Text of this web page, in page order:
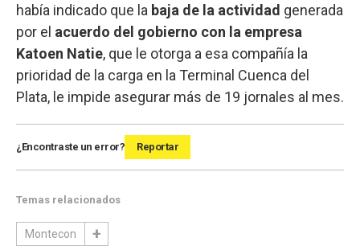
había indicado que la baja de la actividad generada
por el acuerdo del gobierno con la empresa
Katoen Natie, que le otorga a esa compañía la
prioridad de la carga en la Terminal Cuenca del
Plata, le impide asegurar más de 19 jornales al mes.
¿Encontraste un error? Reportar
Temas relacionados
Montecon